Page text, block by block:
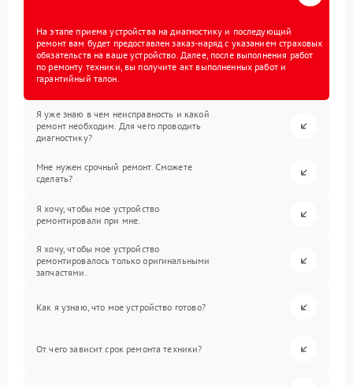
На этапе приема устройства на диагностику и последующий
ремонт вам будет предоставлен заказ-наряд с указанием страховых
обязательств на ваше устройство. Далее, после выполнения работ
по ремонту техники, вы получите акт выполненных работ и
гарантийный талон.
Я уже знаю в чем неисправность и какой
ремонт необходим. Для чего проводить
диагностику?
Мне нужен срочный ремонт. Сможете
сделать?
Я хочу, чтобы мое устройство
ремонтировали при мне.
Я хочу, чтобы мое устройство
ремонтировалось только оригинальными
запчастями.
Как я узнаю, что мое устройство готово?
От чего зависит срок ремонта техники?